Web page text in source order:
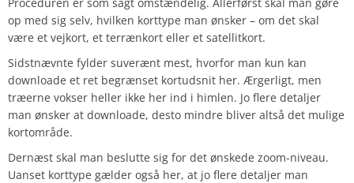
op med sig selv, hvilken korttype man ønsker – om det skal
være et vejkort, et terrænkort eller et satellitkort.
Sidstnævnte fylder suverænt mest, hvorfor man kun kan
downloade et ret begrænset kortudsnit her. Ærgerligt, men
træerne vokser heller ikke her ind i himlen. Jo flere detaljer
man ønsker at downloade, desto mindre bliver altså det mulige
kortområde.
Dernæst skal man beslutte sig for det ønskede zoom-niveau.
Uanset korttype gælder også her, at jo flere detaljer man